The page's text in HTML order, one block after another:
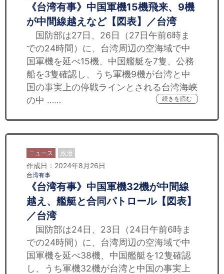
《台湾有事》中国軍機15機飛来、9機
が中間線越えなど【図表】／台湾
国防部は27日、26日（27日午前6時ま
での24時間）に、台湾周辺の空海域で中
国軍機を延べ15機、中国艦艇を7隻、公務
船を3隻確認し、うち軍機9機が台湾と中
国の事実上の停戦ラインとされる台湾海峡
の中 ……
続きを読む
ニュース 政治
作成日：2024年8月26日
台湾有事
《台湾有事》中国軍機32機が中間線
越え、艦艇と合同パトロール【図表】
／台湾
国防部は24日、23日（24日午前6時ま
での24時間）に、台湾周辺の空海域で中
国軍機を延べ38機、中国艦艇を12隻確認
し、うち軍機32機が台湾と中国の事実上